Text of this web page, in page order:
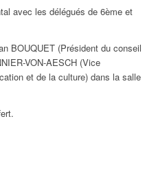
avec les délégués de 6ème et
BOUQUET (Président du conseil
VON-AESCH (Vice
et de la culture) dans la salle